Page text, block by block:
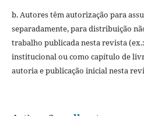
b. Autores têm autorização para
separadamente, para distribuição
trabalho publicada nesta revista
institucional ou como capítulo de
autoria e publicação inicial nesta